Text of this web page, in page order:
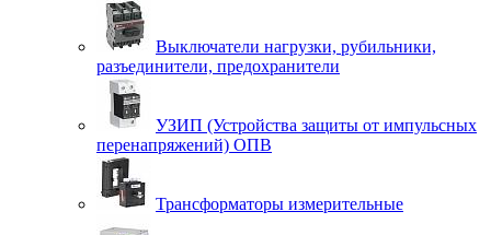
Выключатели нагрузки, рубильники,
разъединители, предохранители
УЗИП (Устройства защиты от импульсных
перенапряжений) ОПВ
Трансформаторы измерительные